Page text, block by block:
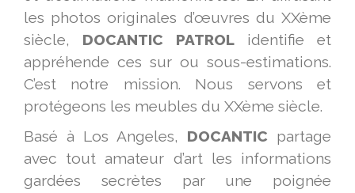
les photos originales d’œuvres du XXème
siècle, DOCANTIC PATROLidentifie et
appréhende ces sur ou sous-estimations.
C’est notre mission. Nous servons et
protégeons les meubles du XXème siècle.
Basé à Los Angeles, DOCANTIC partage
avec tout amateur d’art les informations
gardées secrètes par une poignée